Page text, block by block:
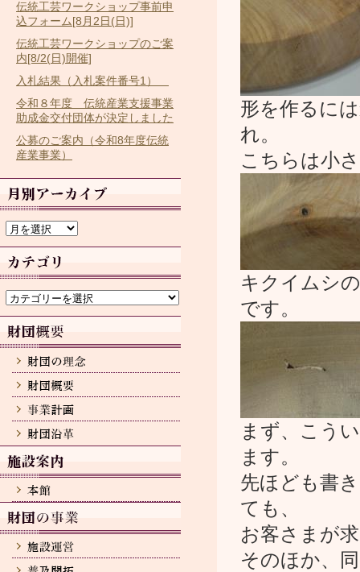
形を作るに
れ。
こちらは小
キクイムシ
です。
まず、こう
ます。
先ほども書
ても、
お客さまが
そのほか、
伝統工芸ワークショップ事前申
込フォーム[8月2日(日)]
伝統工芸ワークショップのご案
内[8/2(日)開催]
入札結果（入札案件番号1）
令和８年度 伝統産業支援事業
助成金交付団体が決定しました
公募のご案内（令和8年度伝統
産業事業）
ー
カ
イ
ブ
ゴ
リ
ー